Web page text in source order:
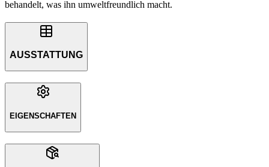
behandelt, was ihn umweltfreundlich macht.
AUSSTATTUNG
EIGENSCHAFTEN